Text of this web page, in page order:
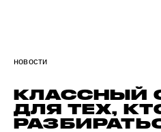
новости
КЛАССНЫЙ
ДЛЯ ТЕХ,